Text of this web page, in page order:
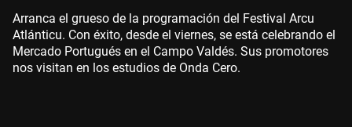
Arranca el grueso de la programación del Festival Arcu
Atlánticu. Con éxito, desde el viernes, se está celebrando el
Mercado Portugués en el Campo Valdés. Sus promotores
nos visitan en los estudios de Onda Cero.